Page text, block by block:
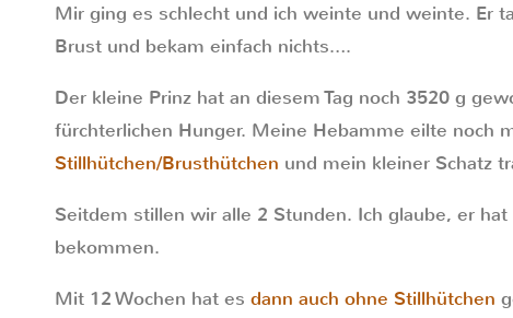
Mir ging es schlecht und ich weinte und weinte. Er
Brust und bekam einfach nichts….
Der kleine Prinz hat an diesem Tag noch 3520 g
fürchterlichen Hunger. Meine Hebamme eilte noch
Stillhütchen/Brusthütchen und mein kleiner Schatz
Seitdem stillen wir alle 2 Stunden. Ich glaube, er
bekommen.
Mit 12 Wochen hat es dann auch ohne Stillhütchen